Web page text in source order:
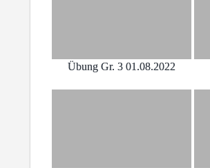
Übung Gr. 3 01.08.2022